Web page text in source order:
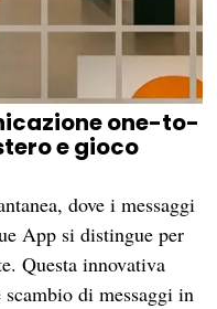
one-to-
e gioco
dove i messaggi
App si distingue per
Questa innovativa
di messaggi in